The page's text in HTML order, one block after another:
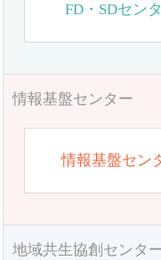
FD・SDセン
情報基盤センター
情報基盤セン
地域共生協創センタ